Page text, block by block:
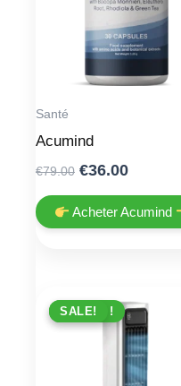
Santé
Acumind
€79.00 Original
was:
€79.00.
€36.00Current
is:
€36.00.
Acheter Acumind
PROMO !
SALE!